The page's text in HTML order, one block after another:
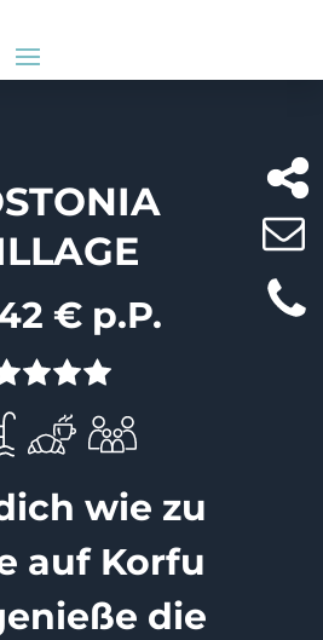
€ p.P.
wie zu
auf Korfu
die